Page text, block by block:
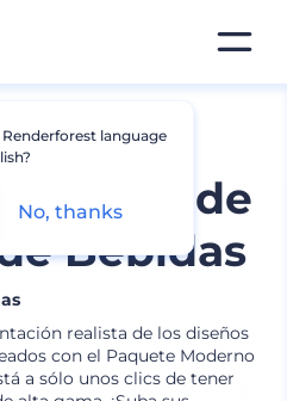
de
Bebidas
realista de los diseños
con el Paquete Moderno
a sólo unos clics de tener
language
No, thanks